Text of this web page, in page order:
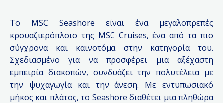
Το MSC Seashore είναι ένα μεγαλοπρεπές
κρουαζιερόπλοιο της MSC Cruises, ένα από τα πιο
σύγχρονα και καινοτόμα στην κατηγορία του.
Σχεδιασμένο για να προσφέρει μια αξέχαστη
εμπειρία διακοπών, συνδυάζει την πολυτέλεια με
την ψυχαγωγία και την άνεση. Με εντυπωσιακό
μήκος και πλάτος, το Seashore διαθέτει μια πληθώρα